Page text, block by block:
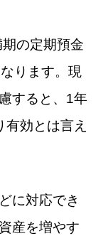
の定期預金
ります。現
すると、1年
効とは言え
に対応でき
産を増やす